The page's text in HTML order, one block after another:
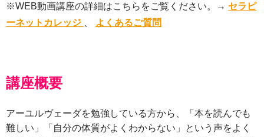
※WEB動画講座の詳細はこちらをご覧ください。→ セラピ
ーネットカレッジ
よくあるご質問
講座概要
アーユルヴェーダを勉強している方から、「本を読んでも
難しい」「自分の体質がよくわからない」という声をよく